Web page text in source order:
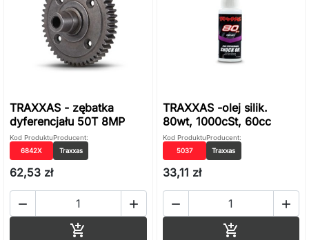
TRAXXAS - zębatka
dyferencjału 50T 8MP
Kod Produktu
6842X
Producent:
Traxxas
62,53 zł
 

TRAXXAS -olej silik.
80wt, 1000cSt, 60cc
Kod Produktu
5037
Producent:
Traxxas
33,11 zł
 
